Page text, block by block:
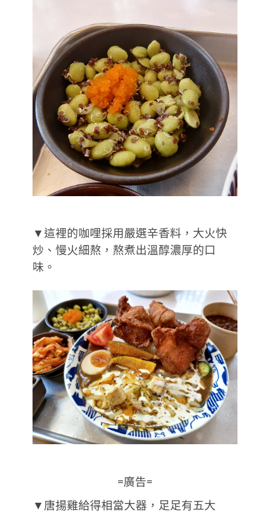
▼這裡的咖哩採用嚴選辛香料，大火快
炒、慢火細熬，熬煮出溫醇濃厚的口
味。
=廣告=
▼唐揚雞給得相當大器，足足有五大